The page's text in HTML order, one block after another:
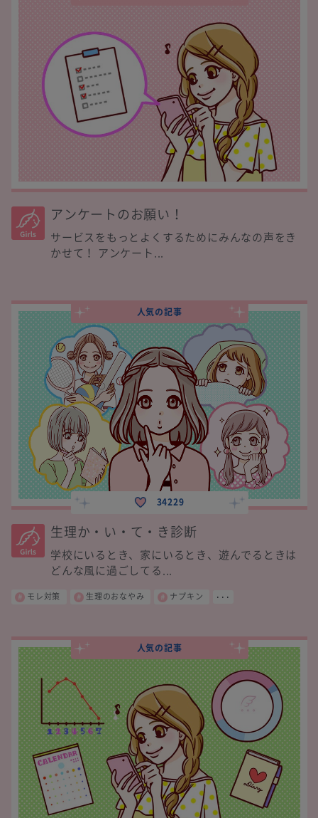
アンケートのお願い！
サービスをもっとよくするためにみんなの声をき
かせて！ アンケート...
人気の記事
34229
生理か・い・て・き診断
学校にいるとき、家にいるとき、遊んでるときは
どんな風に過ごしてる...
モレ対策 生理のおなやみ ナプキン ･･･
人気の記事